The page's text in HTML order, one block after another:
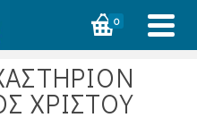
0
ΧΡΙΣΤΟΥ